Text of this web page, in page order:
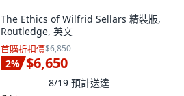
The Ethics of Wilfrid Sellars 精裝版,
Routledge, 英文
首購折扣價$6,850
2% $6,650
8/19 預計送達